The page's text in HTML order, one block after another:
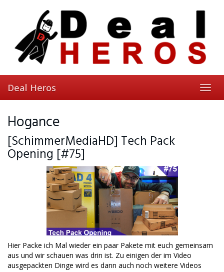
Deal Heros
Hogance
[SchimmerMediaHD] Tech Pack
Opening [#75]
Hier Packe ich Mal wieder ein paar Pakete mit euch gemeinsam
aus und wir schauen was drin ist. Zu einigen der im Video
ausgepackten Dinge wird es dann auch noch weitere Videos